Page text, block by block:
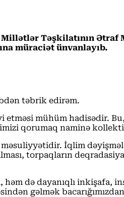
Təşkilatının Ətraf
müraciət ünvanlayıb.
təbrik edirəm.
mühüm hadisədir.
qorumaq naminə
İqlim
torpaqların
də dayanıqlı inkişafa,
gəlmək bacarığımızdan